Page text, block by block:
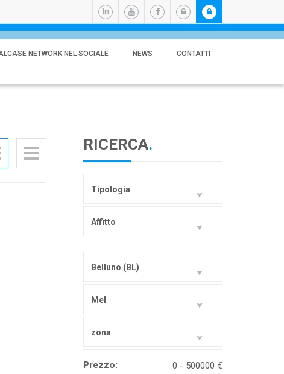
NETWORK NEL SOCIALE NEWS CONTATTI
RICERCA.
Tipologia
Affitto
Belluno (BL)
Mel
zona
Prezzo: €
0 - 500000